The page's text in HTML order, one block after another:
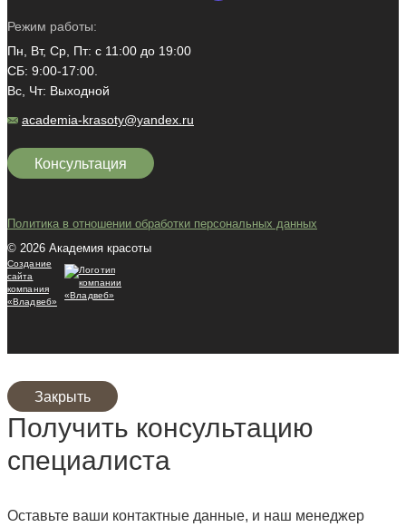
Режим работы:
Пн, Вт, Ср, Пт: с 11:00 до 19:00
СБ: 9:00-17:00.
Вс, Чт: Выходной
academia-krasoty@yandex.ru
Консультация
Политика в отношении обработки персональных данных
© 2026 Академия красоты
Создание
сайта
компания
«Владвеб»
Закрыть
Получить консультацию
специалиста
Оставьте ваши контактные данные, и наш менеджер